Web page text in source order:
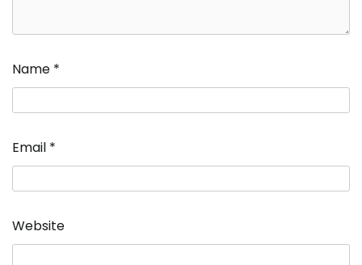
Name *
Email *
Website